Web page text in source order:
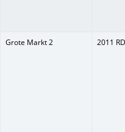
Grote Markt 2 2011 RD